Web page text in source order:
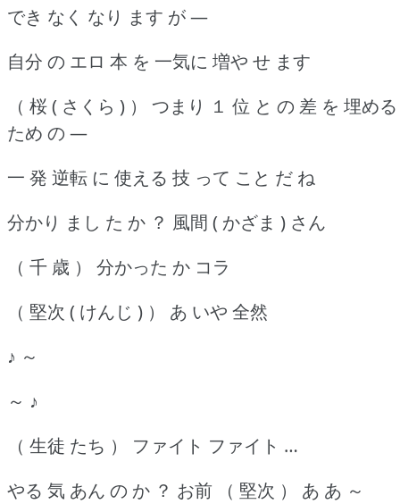
でき なく なり ます が ―
自分 の エロ 本 を 一気に 増や せ ます
（ 桜 ( さくら ) ） つまり １ 位 と の 差 を 埋める
ため の ―
一 発 逆転 に 使える 技 って こと だ ね
分かり まし た か ？ 風間 ( かざま ) さん
（ 千 歳 ） 分かった か コラ
（ 堅次 ( けんじ ) ） あ いや 全然
♪ ～
～ ♪
（ 生徒 たち ） ファイト ファイト …
やる 気 あん の か ？ お前 （ 堅次 ） あ あ ～